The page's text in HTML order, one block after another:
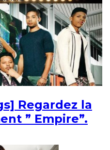
Regardez la
” Empire”.